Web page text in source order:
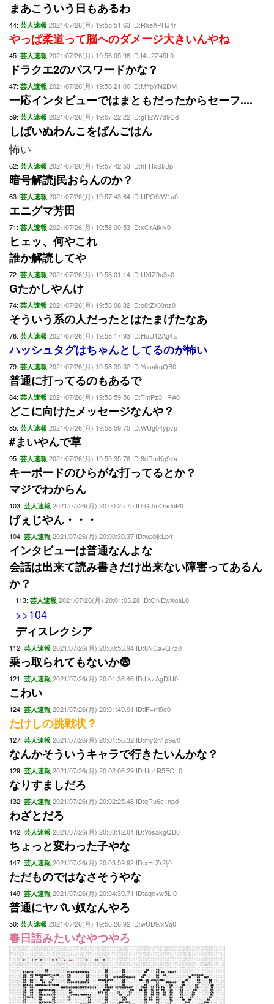
まあこういう日もあるわ
44: 芸人速報 2021/07/26(月) 19:55:51.63 ID:RkeAPHJ4r
やっぱ柔道って脳へのダメージ大きいんやね
45: 芸人速報 2021/07/26(月) 19:56:05.98 ID:I4U2Z45L0
ドラクエ2のパスワードかな？
47: 芸人速報 2021/07/26(月) 19:56:21.00 ID:MffpYN2DM
一応インタビューではまともだったからセーフ....
59: 芸人速報 2021/07/26(月) 19:57:22.22 ID:gH2W7d9Cd
しばいぬわんこをばんごはん
怖い
62: 芸人速報 2021/07/26(月) 19:57:42.53 ID:hFHxSI/Bp
暗号解読j民おらんのか？
63: 芸人速報 2021/07/26(月) 19:57:43.64 ID:UPO9/W1u0
エニグマ芳田
71: 芸人速報 2021/07/26(月) 19:58:00.53 ID:xOrAfkiy0
ヒェッ、何やこれ
誰か解読してや
72: 芸人速報 2021/07/26(月) 19:58:01.14 ID:UXIZ9u3+0
Gたかしやんけ
74: 芸人速報 2021/07/26(月) 19:58:08.82 ID:o8tZXXmz0
そういう系の人だったとはたまげたなあ
76: 芸人速報 2021/07/26(月) 19:58:17.93 ID:HuU12Ag4a
ハッシュタグはちゃんとしてるのが怖い
79: 芸人速報 2021/07/26(月) 19:58:35.32 ID:YosakgQB0
普通に打ってるのもあるで
84: 芸人速報 2021/07/26(月) 19:58:59.56 ID:TmPz3HRA0
どこに向けたメッセージなんや？
85: 芸人速報 2021/07/26(月) 19:58:59.75 ID:WUg04ypvp
#まいやんで草
95: 芸人速報 2021/07/26(月) 19:59:35.76 ID:8dRmKg9va
キーボードのひらがな打ってるとか？
マジでわからん
103: 芸人速報 2021/07/26(月) 20:00:25.75 ID:GJmOadoP0
げぇじやん・・・
104: 芸人速報 2021/07/26(月) 20:00:30.37 ID:wpbjkLp/r
インタビューは普通なんよな
会話は出来て読み書きだけ出来ない障害ってあるん
か？
113: 芸人速報 2021/07/26(月) 20:01:03.28 ID:ONEwXoaL0
>>104
ディスレクシア
112: 芸人速報 2021/07/26(月) 20:00:53.94 ID:8NCa+Q7z0
乗っ取られてもないか😨
121: 芸人速報 2021/07/26(月) 20:01:36.46 ID:LkzAgDlU0
こわい
124: 芸人速報 2021/07/26(月) 20:01:49.91 ID:iF+rrl9c0
たけしの挑戦状？
127: 芸人速報 2021/07/26(月) 20:01:56.32 ID:my2n1p9w0
なんかそういうキャラで行きたいんかな？
129: 芸人速報 2021/07/26(月) 20:02:06.29 ID:Un1R5EOL0
なりすましだろ
132: 芸人速報 2021/07/26(月) 20:02:25.48 ID:qRu6e1npd
わざとだろ
142: 芸人速報 2021/07/26(月) 20:03:12.04 ID:YosakgQB0
ちょっと変わった子やな
147: 芸人速報 2021/07/26(月) 20:03:59.92 ID:xHrZr2lj0
ただものではなさそうやな
149: 芸人速報 2021/07/26(月) 20:04:39.71 ID:aqe+w5LI0
普通にヤバい奴なんやろ
50: 芸人速報 2021/07/26(月) 19:56:26.92 ID:wUD9/xVq0
春日語みたいなやつやろ